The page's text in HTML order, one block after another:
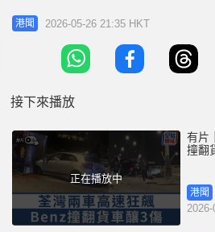
撞向貨車車尾。 事件發生於前
許，一輛貨車及一輛私家車於
駛，至柏傲灣對開時發生相撞
及腰受傷，40歲乘客亦稱頭痛
港聞 2026-05-26 21:35 HKT
接下來播放
正在播放中
有片
撞翻
港聞